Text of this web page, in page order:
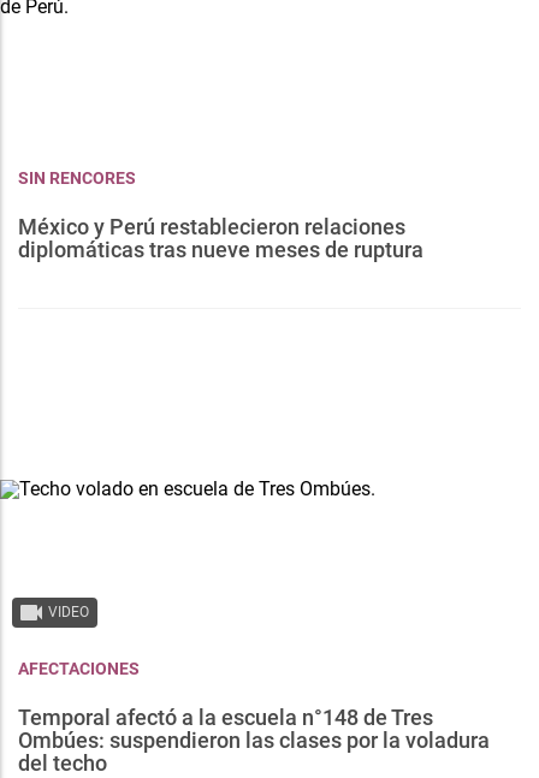
SIN RENCORES
México y Perú restablecieron relaciones
diplomáticas tras nueve meses de ruptura
VIDEO
AFECTACIONES
Temporal afectó a la escuela n°148 de Tres
Ombúes: suspendieron las clases por la voladura
del techo